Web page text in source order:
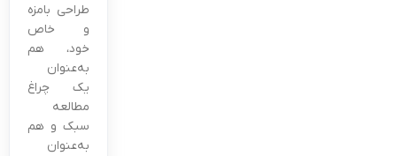
طراحی بامزه
و خاص
خود، هم
به‌عنوان
یک چراغ
مطالعه
سبک و هم
به‌عنوان